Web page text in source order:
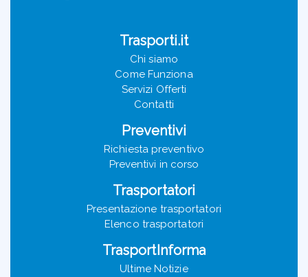
Trasporti.it
Chi siamo
Come Funziona
Servizi Offerti
Contatti
Preventivi
Richiesta preventivo
Preventivi in corso
Trasportatori
Presentazione trasportatori
Elenco trasportatori
TrasportInforma
Ultime Notizie